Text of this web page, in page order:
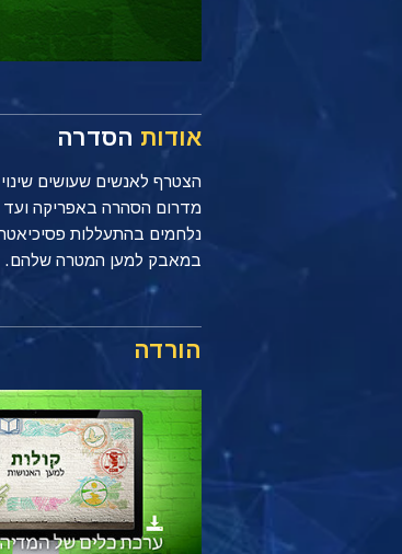
אודות הסדרה
מדרום הסהרה באפריקה ועד
נלחמים בהתעללות
במאבק למען המטרה שלהם.
הורדה